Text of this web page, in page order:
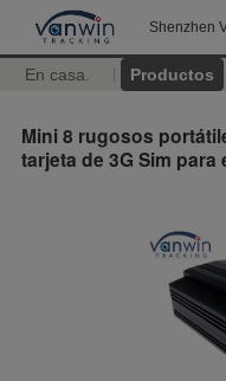
Shenzhen
En casa. Productos
Mini 8 rugosos
tarjeta de 3G Sim